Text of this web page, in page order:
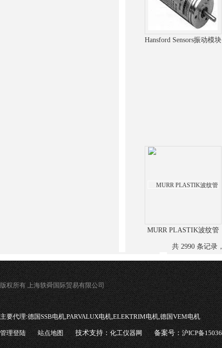
Hansford Sensors振动模块
MURR PLASTIK波纹管
共 2990 条记录
版权所有 上海轶舜国际贸易有限公司
主要代理:德国SSB电机,PARVALUX电机,ELEKTRIM电机,德国VEM电机
管理登陆 站点地图 技术支持：化工仪器网 备案号：沪ICP备